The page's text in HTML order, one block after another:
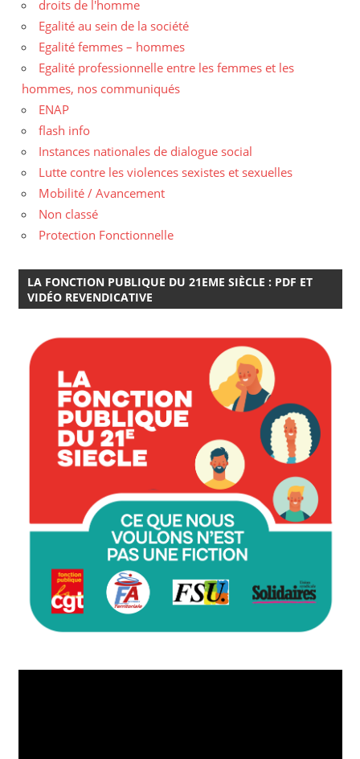
droits de l'homme
Egalité au sein de la société
Egalité femmes – hommes
Egalité professionnelle entre les femmes et les
hommes, nos communiqués
ENAP
flash info
Instances nationales de dialogue social
Lutte contre les violences sexistes et sexuelles
Mobilité / Avancement
Non classé
Protection Fonctionnelle
LA FONCTION PUBLIQUE DU 21EME SIÈCLE : PDF ET
VIDÉO REVENDICATIVE